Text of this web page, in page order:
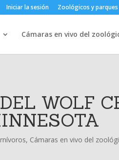
Iniciar la sesión Zoológicos y parques
Cámaras en vivo del
WOLF
, Cámaras en vivo del